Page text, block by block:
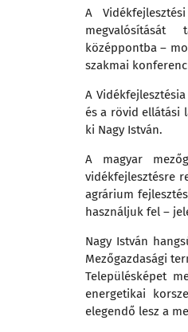
A
középpontba –
szakmai
A
és a rövid ellátási
ki Nagy István.
A magyar
vidékfejlesztésre
agrárium
használjuk fel –
Nagy István
Mezőgazdasági
Településképet
energetikai
elegendő lesz a